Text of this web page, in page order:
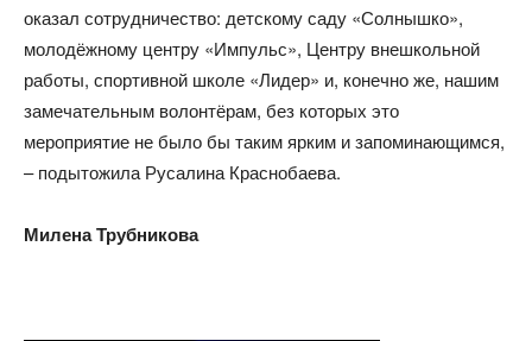
оказал сотрудничество: детскому саду «Солнышко»,
молодёжному центру «Импульс», Центру внешкольной
работы, спортивной школе «Лидер» и, конечно же, нашим
замечательным волонтёрам, без которых это
мероприятие не было бы таким ярким и запоминающимся,
– подытожила Русалина Краснобаева.
Милена Трубникова